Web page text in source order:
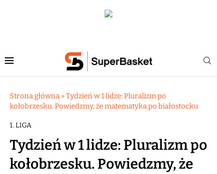
Strona główna »Tydzień w 1 lidze: Pluralizm po
kołobrzesku. Powiedzmy, że matematyka po białostocku
1. LIGA
Tydzień w 1 lidze: Pluralizm po
kołobrzesku. Powiedzmy, że